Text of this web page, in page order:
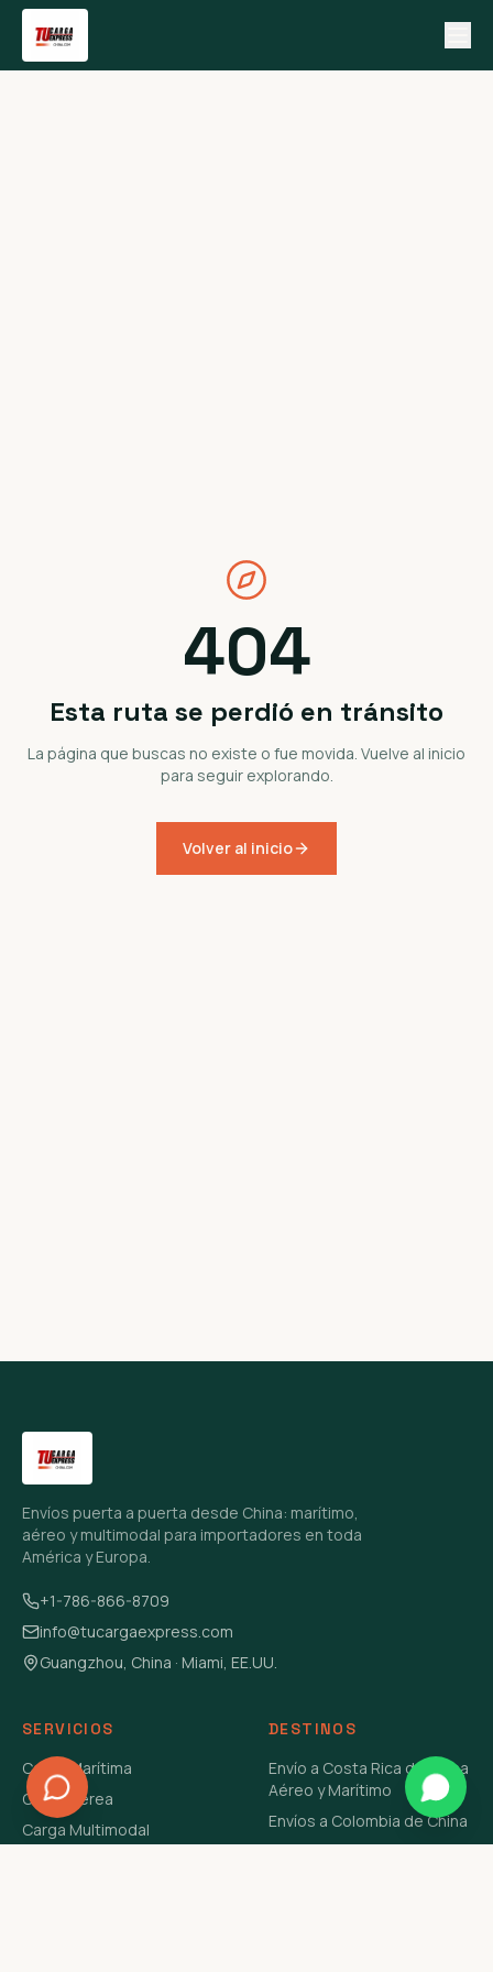
404
Esta ruta se perdió en tránsito
La página que buscas no existe o fue movida. Vuelve al inicio
para seguir explorando.
Volver al inicio
Envíos puerta a puerta desde China: marítimo,
aéreo y multimodal para importadores en toda
América y Europa.
+1-786-866-8709
info@tucargaexpress.com
Guangzhou, China · Miami, EE.UU.
SERVICIOS
Carga Marítima
Carga Aérea
Carga Multimodal
DESTINOS
Envío a Costa Rica de China
Aéreo y Marítimo
Envíos a Colombia de China